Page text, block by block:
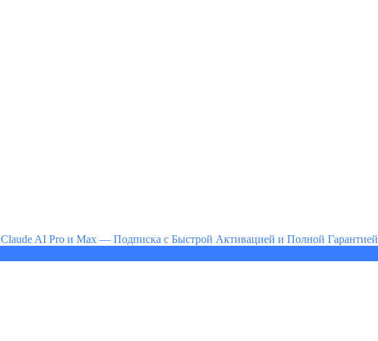
Claude AI Pro и Max — Подписка с Быстрой Активацией и Полной Гарантией